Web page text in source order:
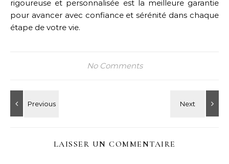
rigoureuse et personnalisée est la meilleure garantie
pour avancer avec confiance et sérénité dans chaque
étape de votre vie.
No Comments
LAISSER UN COMMENTAIRE